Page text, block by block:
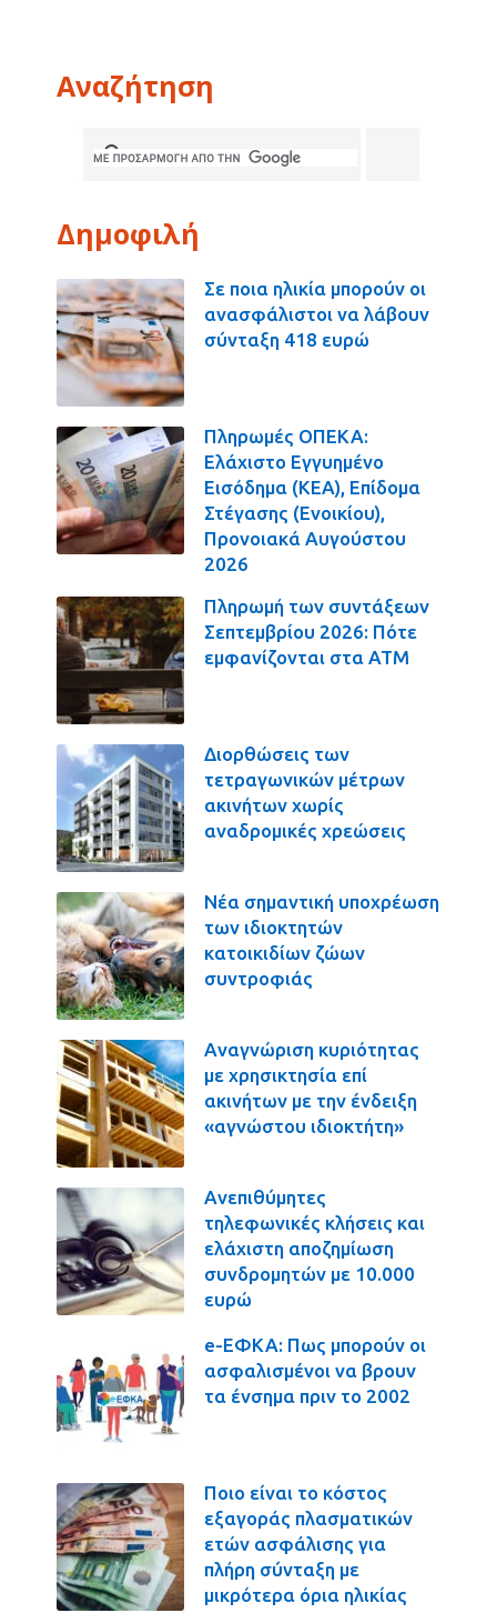
Αναζήτηση
Δημοφιλή
Σε ποια ηλικία μπορούν οι
ανασφάλιστοι να λάβουν
σύνταξη 418 ευρώ
Πληρωμές ΟΠΕΚΑ:
Ελάχιστο Εγγυημένο
Εισόδημα (ΚΕΑ), Επίδομα
Στέγασης (Ενοικίου),
Προνοιακά Αυγούστου
2026
Πληρωμή των συντάξεων
Σεπτεμβρίου 2026: Πότε
εμφανίζονται στα ΑΤΜ
Διορθώσεις των
τετραγωνικών μέτρων
ακινήτων χωρίς
αναδρομικές χρεώσεις
Νέα σημαντική υποχρέωση
των ιδιοκτητών
κατοικιδίων ζώων
συντροφιάς
Αναγνώριση κυριότητας
με χρησικτησία επί
ακινήτων με την ένδειξη
«αγνώστου ιδιοκτήτη»
Ανεπιθύμητες
τηλεφωνικές κλήσεις και
ελάχιστη αποζημίωση
συνδρομητών με 10.000
ευρώ
e-ΕΦΚΑ: Πως μπορούν οι
ασφαλισμένοι να βρουν
τα ένσημα πριν το 2002
Ποιο είναι το κόστος
εξαγοράς πλασματικών
ετών ασφάλισης για
πλήρη σύνταξη με
μικρότερα όρια ηλικίας